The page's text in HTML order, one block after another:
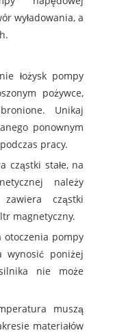
wyładowania, a
łożysk pompy
pożywce,
Unikaj
ponownym
pracy.
cząstki stałe, na
należy
cząstki
magnetyczny.
otoczenia pompy
wynosić poniżej
nie może
muszą
materiałów